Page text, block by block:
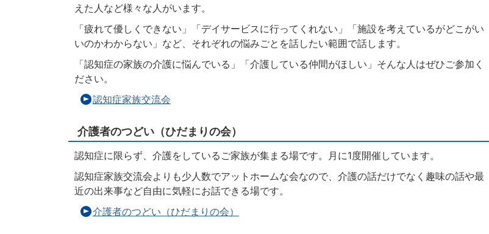
えた人など様々な人がいます。
「疲れて優しくできない」「デイサービスに行ってくれない」「施設を考えているがどこがい
いのかわからない」など、それぞれの悩みごとを話したい範囲で話します。
「認知症の家族の介護に悩んでいる」「介護している仲間がほしい」そんな人はぜひご参加く
ださい。
認知症家族交流会
介護者のつどい（ひだまりの会）
認知症に限らず、介護をしているご家族が集まる場です。月に1度開催しています。
認知症家族交流会よりも少人数でアットホームな会なので、介護の話だけでなく趣味の話や最
近の出来事など自由に気軽にお話できる場です。
介護者のつどい（ひだまりの会）